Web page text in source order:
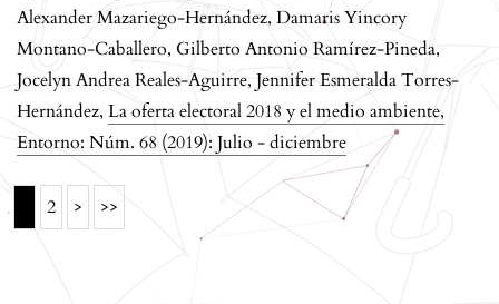
Alexander Mazariego-Hernández, Damaris Yincory
Montano-Caballero, Gilberto Antonio Ramírez-Pineda,
Jocelyn Andrea Reales-Aguirre, Jennifer Esmeralda Torres-
Hernández, La oferta electoral 2018 y el medio ambiente,
Entorno: Núm. 68 (2019): Julio - diciembre
2 > >>